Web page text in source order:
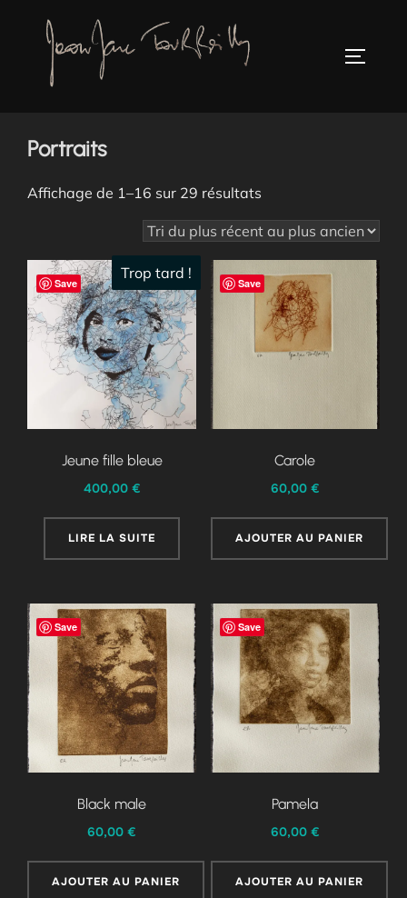
contenu
Portraits
Affichage de 1–16 sur 29 résultats
du
plus
au
plus
ancien
Save
Trop tard !
Jeune fille bleue
400,00 €
LIRE LA SUITE
Save
Carole
60,00 €
AJOUTER AU PANIER
Save
Black male
60,00€
AJOUTER AU PANIER
Save
Pamela
60,00 €
AJOUTER AU PANIER